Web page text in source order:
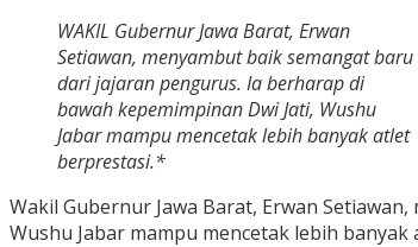
WAKIL Gubernur Jawa Barat, Erwan
Setiawan, menyambut baik semangat baru
dari jajaran pengurus. Ia berharap di
bawah kepemimpinan Dwi Jati, Wushu
Jabar mampu mencetak lebih banyak atlet
berprestasi.*
Wakil Gubernur Jawa Barat, Erwan
Wushu Jabar mampu mencetak lebih